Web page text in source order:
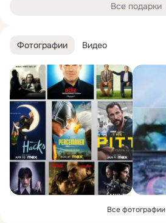
Фотографии Видео
Все фотографии
Все подарки